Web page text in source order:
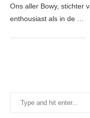
Ons aller Bowy, stichter
enthousiast als in de …